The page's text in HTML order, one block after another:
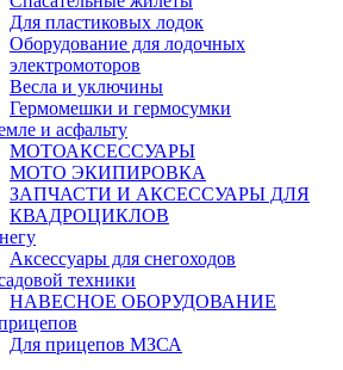
Для пластиковых лодок
Оборудование для лодочных
электромоторов
Весла и уключины
Гермомешки и гермосумки
и асфальту
МОТОАКСЕССУАРЫ
МОТО ЭКИПИРОВКА
ЗАПЧАСТИ И АКСЕССУАРЫ ДЛЯ
КВАДРОЦИКЛОВ
Аксессуары для снегоходов
техники
НАВЕСНОЕ ОБОРУДОВАНИЕ
Для прицепов МЗСА